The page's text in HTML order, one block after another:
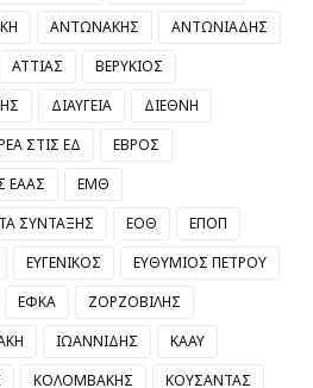
ΑΝΤΩΝΑΚΗΣ
ΑΝΤΩΝΙΑΔΗΣ
ΑΤΤΙΑΣ
ΒΕΡΥΚΙΟΣ
ΔΙΑΥΓΕΙΑ
ΔΙΕΘΝΗ
ΣΤΙΣ ΕΔ
ΕΒΡΟΣ
ΕΑΑΣ
ΕΜΘ
ΣΥΝΤΑΞΗΣ
ΕΟΘ
ΕΠΟΠ
ΕΥΓΕΝΙΚΟΣ
ΕΥΘΥΜΙΟΣ ΠΕΤΡΟΥ
ΕΦΚΑ
ΖΟΡΖΟΒΙΛΗΣ
ΙΩΑΝΝΙΔΗΣ
ΚΑΑΥ
ΚΟΛΟΜΒΑΚΗΣ
ΚΟΥΣΑΝΤΑΣ